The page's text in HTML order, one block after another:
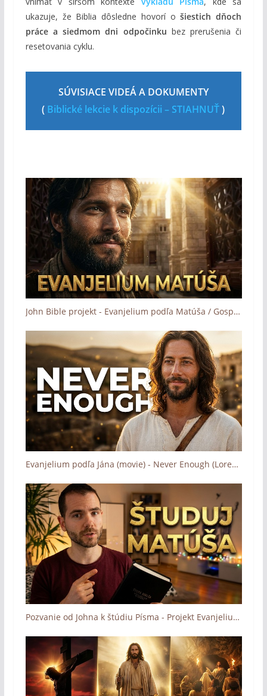
ukazuje, že Biblia dôsledne hovorí ošiestich dňoch
práce a siedmom dni odpočinku bez prerušenia či
resetovania cyklu.
SÚVISIACE VIDEÁ A DOKUMENTY
( Biblické lekcie k dispozícii – STIAHNUŤ)
John Bible projekt - Evanjelium podľa Matúša / Gospel of Matthew (trailer)
Evanjelium podľa Jána (movie) - Never Enough (Loren Allred)
Pozvanie od Johna k štúdiu Písma - Projekt Evanjelium podľa Matúša (Project Gospel of Matthew)